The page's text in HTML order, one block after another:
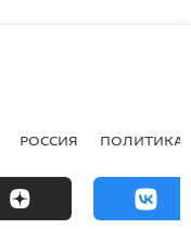
РОССИЯ ПОЛИТИКА